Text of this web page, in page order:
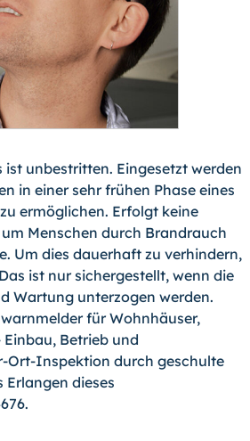
unbestritten. Eingesetzt werden
in einer sehr frü­hen Phase eines
ermög­lichen. Erfolgt keine
Menschen durch Brandrauch
Um dies dauerhaft zu verhindern,
ist nur sichergestellt, wenn die
Wartung unterzogen werden.
für Wohnhäuser,
Betrieb und
Ort-Inspektion durch geschulte
dieses